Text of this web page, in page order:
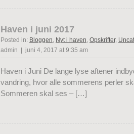
Haven i juni 2017
Posted in: Bloggen, Nyt i haven, Opskrifter,
admin | juni 4, 2017 at 9:35 am
Haven i Juni De lange lyse aftener
vandring, hvor alle sommerens perler
Sommeren skal ses – […]